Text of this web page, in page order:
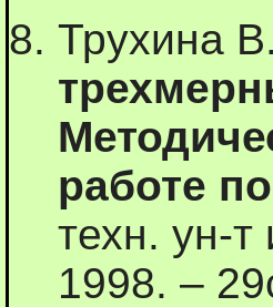
Трухина
работе
техн. ун-
1998. –